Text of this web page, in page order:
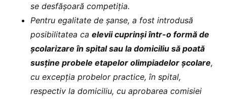
se desfășoară competiția.
Pentru egalitate de șanse, a fost introdusă
posibilitatea ca elevii cuprinși într-o formă de
școlarizare în spital sau la domiciliu să poată
susține probele etapelor olimpiadelor școlare,
cu excepția probelor practice, în spital,
respectiv la domiciliu, cu aprobarea comisiei